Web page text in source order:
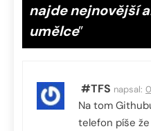
najde nejnovější
umělce”
#TFS napsal:
Na tom
telefon píše